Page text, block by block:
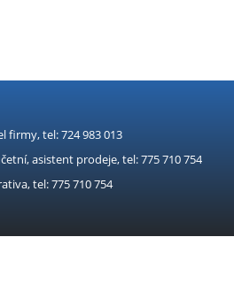
firmy, tel: 724 983 013
asistent prodeje, tel: 775 710 754
tel: 775 710 754